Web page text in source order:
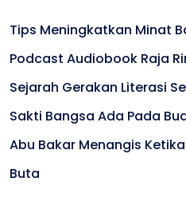
Tips Meningkatkan Minat
Podcast Audiobook Raja
Sejarah Gerakan Literasi
Sakti Bangsa Ada Pada
Abu Bakar Menangis
Buta